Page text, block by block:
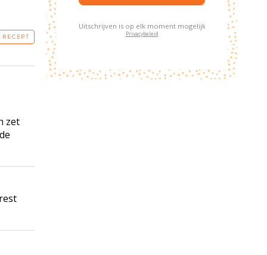
zet
Uitschrijven is op elk moment mogelijk
Privacybeleid